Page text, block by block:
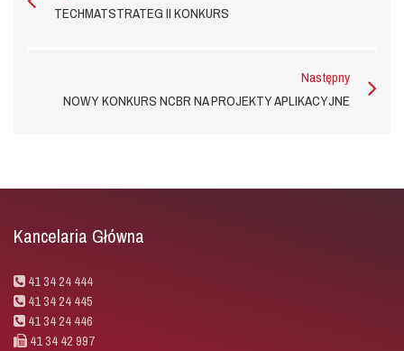
TECHMATSTRATEG II KONKURS
Następny
NOWY KONKURS NCBR NA PROJEKTY APLIKACYJNE
Kancelaria Główna
41 34 24 444
41 34 24 445
41 34 24 446
41 34 42 997